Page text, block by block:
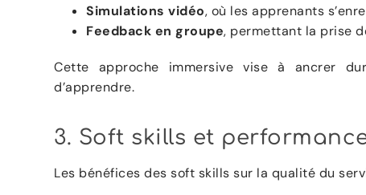
Simulations vidéo, où les apprenants
Feedback en groupe, permettant la prise
Cette approche immersive vise à ancrer
d’apprendre.
3. Soft skills et
Les bénéfices des soft skills sur la qualité du